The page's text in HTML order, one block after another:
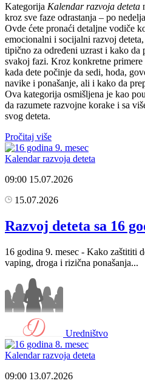
Kategorija Kalendar razvoja deteta
kroz sve faze odrastanja – po
Ovde ćete pronaći detaljne vodiče
emocionalni i socijalni razvoj
tipično za određeni uzrast i kako da
svakoj fazi. Kroz konkretne primere
kada dete počinje da sedi, hoda,
navike i ponašanje, ali i kako da
Ova kategorija osmišljena je kao
da razumete razvojne korake i sa
svog deteta.
Pročitaj više
Kalendar razvoja deteta
09:00 15.07.2026
15.07.2026
Razvoj deteta sa 16
16 godina 9. mesec - Kako zaštititi
vaping, droga i rizična ponašanja...
Uredništvo
Kalendar razvoja deteta
09:00 13.07.2026